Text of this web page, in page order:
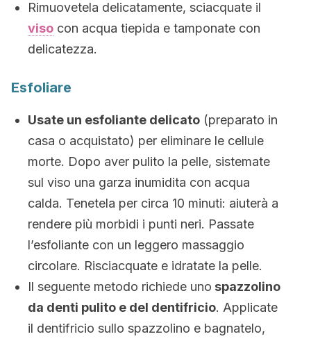
Rimuovetela delicatamente, sciacquate il
viso con acqua tiepida e tamponate con
delicatezza.
Esfoliare
Usate un esfoliante delicato (preparato in
casa o acquistato) per eliminare le cellule
morte. Dopo aver pulito la pelle, sistemate
sul viso una garza inumidita con acqua
calda. Tenetela per circa 10 minuti: aiuterà a
rendere più morbidi i punti neri. Passate
l’esfoliante con un leggero massaggio
circolare. Risciacquate e idratate la pelle.
Il seguente metodo richiede uno spazzolino
da denti pulito e del dentifricio. Applicate
il dentifricio sullo spazzolino e bagnatelo,